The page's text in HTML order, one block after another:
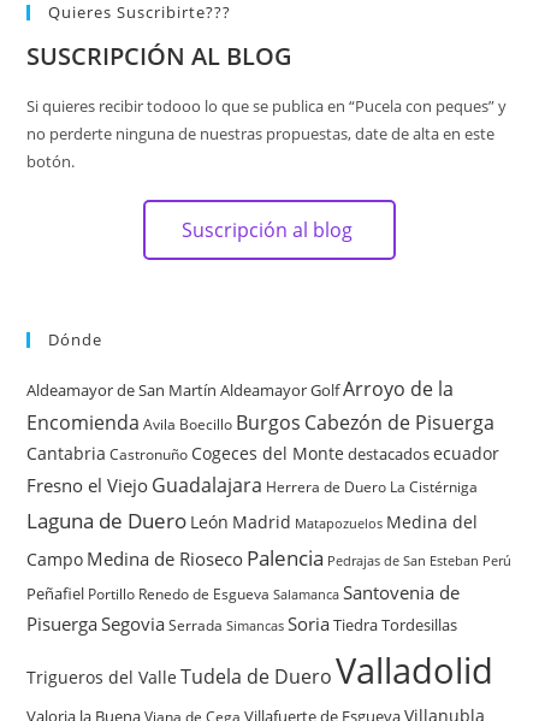
Quieres Suscribirte???
SUSCRIPCIÓN AL BLOG
Si quieres recibir todooo lo que se publica en “Pucela con peques” y
no perderte ninguna de nuestras propuestas, date de alta en este
botón.
Suscripción al blog
Dónde
Aldeamayor de San Martín Aldeamayor GolfArroyo de la
Encomienda Avila Boecillo Burgos Cabezón de Pisuerga
Cantabria Castronuño Cogeces del Monte destacadosecuador
Fresno el Viejo Guadalajara Herrera de Duero La Cistérniga
Laguna de Duero León Madrid Matapozuelos Medina del
Campo Medina de Rioseco Palencia Pedrajas de San Esteban Perú
Peñafiel Portillo Renedo de Esgueva Salamanca Santovenia de
PisuergaSegovia Serrada Simancas SoriaTiedraTordesillas
Trigueros del Valle Tudela de Duero Valladolid
Valoria la Buena Viana de Cega Villafuerte de EsguevaVillanubla